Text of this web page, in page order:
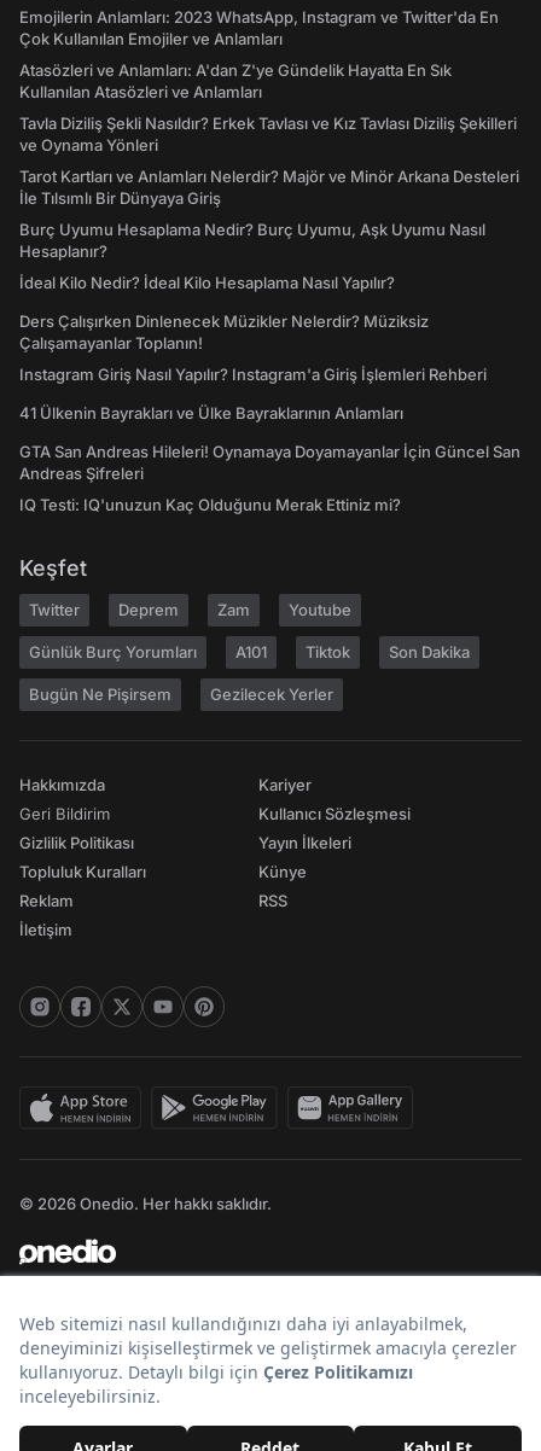
Emojilerin Anlamları: 2023 WhatsApp, Instagram ve Twitter'da En
Çok Kullanılan Emojiler ve Anlamları
Atasözleri ve Anlamları: A'dan Z'ye Gündelik Hayatta En Sık
Kullanılan Atasözleri ve Anlamları
Tavla Diziliş Şekli Nasıldır? Erkek Tavlası ve Kız Tavlası Diziliş Şekilleri
ve Oynama Yönleri
Tarot Kartları ve Anlamları Nelerdir? Majör ve Minör Arkana Desteleri
İle Tılsımlı Bir Dünyaya Giriş
Burç Uyumu Hesaplama Nedir? Burç Uyumu, Aşk Uyumu Nasıl
Hesaplanır?
İdeal Kilo Nedir? İdeal Kilo Hesaplama Nasıl Yapılır?
Ders Çalışırken Dinlenecek Müzikler Nelerdir? Müziksiz
Çalışamayanlar Toplanın!
Instagram Giriş Nasıl Yapılır? Instagram'a Giriş İşlemleri Rehberi
41 Ülkenin Bayrakları ve Ülke Bayraklarının Anlamları
GTA San Andreas Hileleri! Oynamaya Doyamayanlar İçin Güncel San
Andreas Şifreleri
IQ Testi: IQ'unuzun Kaç Olduğunu Merak Ettiniz mi?
Keşfet
Twitter Deprem Zam Youtube
Günlük Burç Yorumları A101 Tiktok Son Dakika
Bugün Ne Pişirsem Gezilecek Yerler
Hakkımızda
Geri Bildirim
Gizlilik Politikası
Topluluk Kuralları
Reklam
İletişim
Kariyer
Kullanıcı Sözleşmesi
Yayın İlkeleri
Künye
RSS
© 2026 Onedio. Her hakkı saklıdır.
Bir markasıdır.